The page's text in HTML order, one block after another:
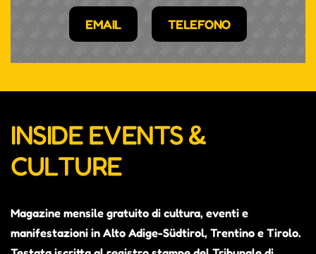
EMAIL TELEFONO
INSIDE EVENTS &
CULTURE
Magazine mensile gratuito di cultura, eventi e
manifestazioni in Alto Adige-Südtirol, Trentino e Tirolo.